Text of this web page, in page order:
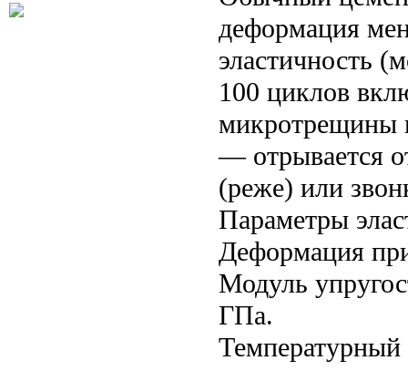
деформация
эластичность
100 циклов
микротрещины
— отрывается
(реже) или
Параметры
Деформация
Модуль
ГПа.
Температурный